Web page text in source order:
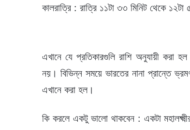
কালরাত্রি : রাত্রি ১১টা ৩৩ মিনিট থেকে ১২টা
এখানে যে প্রতিকারগুলি রাশি অনুযায়ী
নয়। বিভিন্ন সময়ে ভারতের নানা প্রান্তে
এখানে করা হল।
কি করলে একটু ভালো থাকবেন : একটা